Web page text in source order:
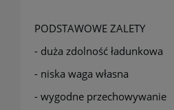
PODSTAWOWE ZALETY
- duża zdolność ładunkowa
- niska waga własna
- wygodne przechowywanie